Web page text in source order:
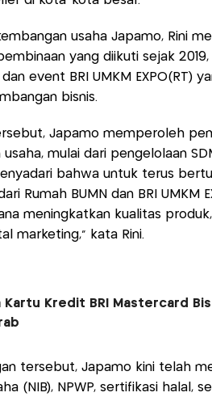
usaha Japamo, Rini
yang diikuti sejak
dan event BRI UMKM
bisnis.
Japamo memperoleh
mulai dari pengelolaan
bahwa untuk terus
Rumah BUMN dan BRI UMKM
meningkatkan kualitas
marketing,” kata Rini.
Kartu Kredit BRI Mastercard
tersebut, Japamo kini telah
(NIB), NPWP, sertifikasi halal,